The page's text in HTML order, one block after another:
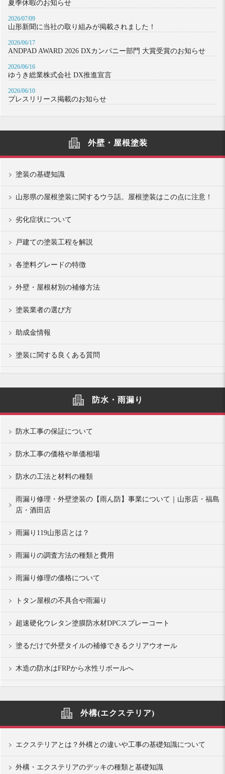
夏季休暇のお知らせ
2026/07/09
山形新聞に当社の取り組みが掲載されました！
2026/06/17
ANDPAD AWARD 2026 DXカンパニー部門 大賞受賞のお知らせ
2026/06/16
ゆうき総業株式会社 DX推進宣言
2026/06/10
プレスリリース掲載のお知らせ
外壁・屋根塗装
塗装の基礎知識
山形県の屋根塗装に関するウラ話。屋根塗装はこの点に注意！
劣化症状について
戸建ての塗装工程を解説
各塗料グレードの特徴
外壁・屋根材別の補修方法
塗装業者の選び方
助成金情報
塗装に関する良くある質問
防水・雨漏り
防水工事の保証について
防水工事の価格や単価相場
防水の工法と材料の種類
雨漏り修理・外壁塗装の【雨ん防】事業について｜山形店・福島
店・酒田店
雨漏り119山形店とは？
雨漏りの調査方法の種類と費用
雨漏り修理の価格について
トタン屋根の不具合や雨漏り
超速硬化ウレタン塗膜防水材DPCスプレーコート
塗るだけで外壁タイルの補修できるクリアウオール
木造の防水はFRPから水性リボールへ
外構(エクステリア)
エクステリアとは？外構との違いや工事の基礎知識について
外構・エクステリアのデッキの種類と基礎知識